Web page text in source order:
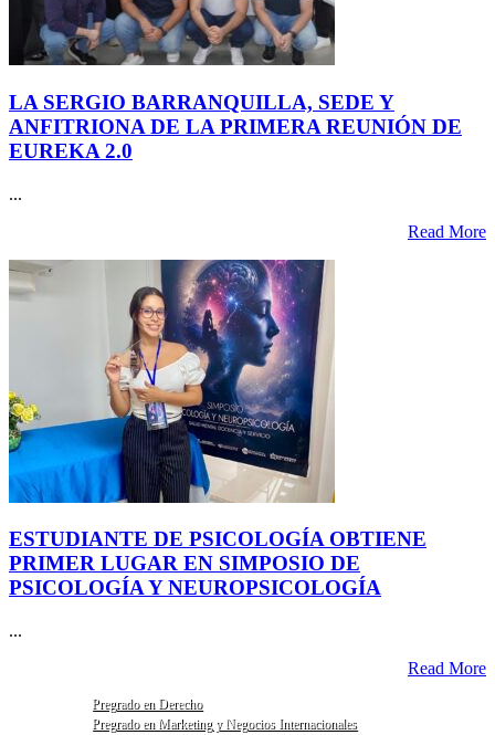
LA SERGIO BARRANQUILLA, SEDE Y
ANFITRIONA DE LA PRIMERA REUNIÓN DE
EUREKA 2.0
...
Read More
ESTUDIANTE DE PSICOLOGÍA OBTIENE
PRIMER LUGAR EN SIMPOSIO DE
PSICOLOGÍA Y NEUROPSICOLOGÍA
...
Read More
Pregrado en Derecho
Pregrado en Marketing y Negocios Internacionales